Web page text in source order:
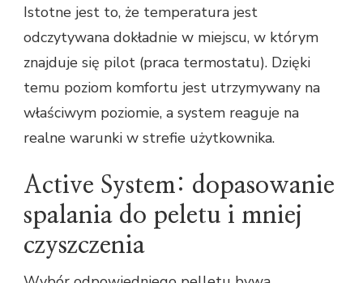
Istotne jest to, że temperatura jest
odczytywana dokładnie w miejscu, w którym
znajduje się pilot (praca termostatu). Dzięki
temu poziom komfortu jest utrzymywany na
właściwym poziomie, a system reaguje na
realne warunki w strefie użytkownika.
Active System: dopasowanie
spalania do peletu i mniej
czyszczenia